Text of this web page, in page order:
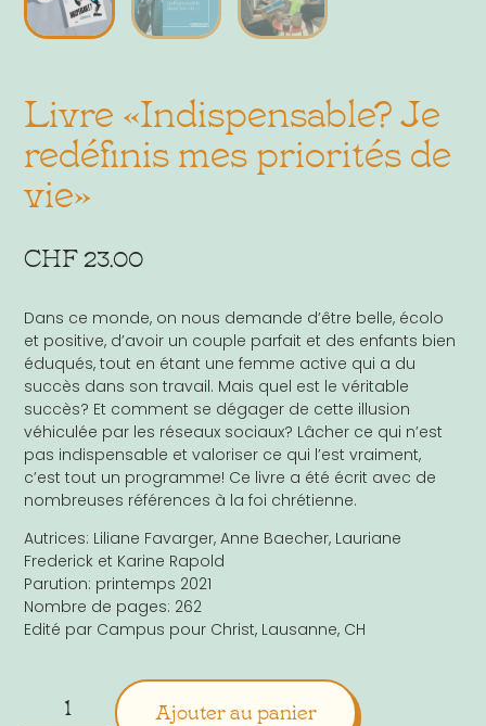
Livre «Indispensable? Je
redéfinis mes priorités de
vie»
CHF23.00
Dans ce monde, on nous demande d’être belle, écolo
et positive, d’avoir un couple parfait et des enfants bien
éduqués, tout en étant une femme active qui a du
succès dans son travail. Mais quel est le véritable
succès? Et comment se dégager de cette illusion
véhiculée par les réseaux sociaux? Lâcher ce qui n’est
pas indispensable et valoriser ce qui l’est vraiment,
c’est tout un programme! Ce livre a été écrit avec de
nombreuses références à la foi chrétienne.
Autrices: Liliane Favarger, Anne Baecher, Lauriane
Frederick et Karine Rapold
Parution: printemps 2021
Nombre de pages: 262
Edité par Campus pour Christ, Lausanne, CH
Ajouter au panier